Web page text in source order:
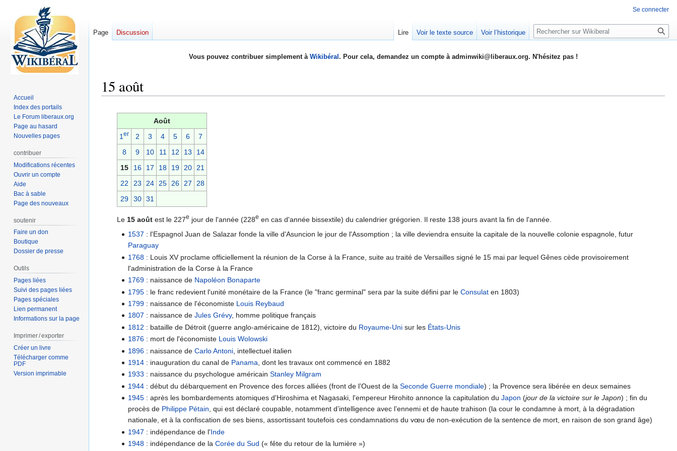
Vous pouvez contribuer simplement à Wikibéral . Pour cela, demandez un compte à adminwiki@liberaux.org. N'hésitez pas !
15 août
navigation
recherche
Août
1er 2 3 4 5 6
7
8
9 10 11 12 13
14
15
16 17 18 19 20 21
22
23 24 25 26 27
28
29
30 31
Le 15 août est le 227e jour de l'année (228e en cas d'année bissextile) du calendrier grégorien. Il reste 138 jours avant la fin de l'année.
1537 : l'Espagnol Juan de Salazar fonde la ville d'Asuncion le jour de l'Assomption ; la ville deviendra ensuite la capitale de la nouvelle colonie espagnole, futur
Paraguay
1768 : Louis XV proclame officiellement la réunion de la Corse à la France, suite au traité de Versailles signé le 15 mai par lequel Gênes cède provisoirement
l'administration de la Corse à la France
1769 : naissance de Napoléon Bonaparte
1795 : le franc redevient l'unité monétaire de la France (le "franc germinal" sera par la suite défini par leConsulat en 1803)
1799 : naissance de l'économiste Louis Reybaud
1807 : naissance deJules Grévy, homme politique français
1812 : bataille de Détroit (guerre anglo-américaine de 1812), victoire du Royaume-Uni sur les États-Unis
1876 : mort de l'économiste Louis Wolowski
1896 : naissance deCarlo Antoni , intellectuel italien
1914 : inauguration du canal de Panama , dont les travaux ont commencé en 1882
1933 : naissance du psychologue américainStanley Milgram
1944 : début du débarquement en Provence des forces alliées (front de l’Ouest de laSeconde Guerre mondiale) ; la Provence sera libérée en deux semaines
1945 : après les bombardements atomiques d'Hiroshima et Nagasaki, l'empereur Hirohito annonce la capitulation duJapon (jour de la victoire sur le Japon) ; fin du
procès de Philippe Pétain , qui est déclaré coupable, notamment d’intelligence avec l’ennemi et de haute trahison (la cour le condamne à mort, à la dégradation
nationale, et à la confiscation de ses biens, assortissant toutefois ces condamnations du vœu de non-exécution de la sentence de mort, en raison de son grand âge)
1947 : indépendance de l'Inde
1948 : indépendance de laCorée du Sud (« fête du retour de la lumière »)
Se connecter
Page Discussion Lire Voir le texte source Voir l’historique Rechercher
Accueil
Index des portails
Le Forum liberaux.org
Page au hasard
Nouvelles pages
contribuer
Modifications récentes
Ouvrir un compte
Aide
Bac à sable
Page des nouveaux
soutenir
Faire un don
Boutique
Dossier de presse
Outils
Pages liées
Suivi des pages liées
Pages spéciales
Lien permanent
Informations sur la page
Imprimer / exporter
Créer un livre
Télécharger comme
PDF
Version imprimable